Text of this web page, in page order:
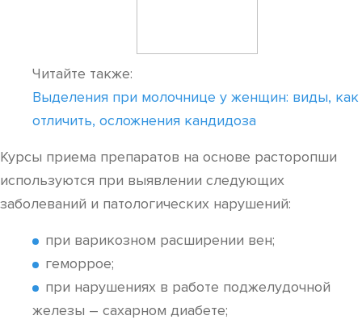
Читайте также:
Выделения при молочнице у женщин: виды, как
отличить, осложнения кандидоза
Курсы приема препаратов на основе расторопши
используются при выявлении следующих
заболеваний и патологических нарушений:
при варикозном расширении вен;
геморрое;
при нарушениях в работе поджелудочной
железы – сахарном диабете;